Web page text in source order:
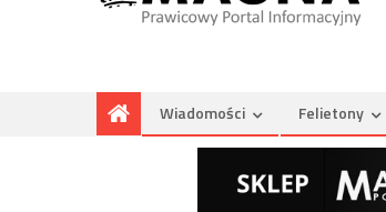
Wiadomości Felietony